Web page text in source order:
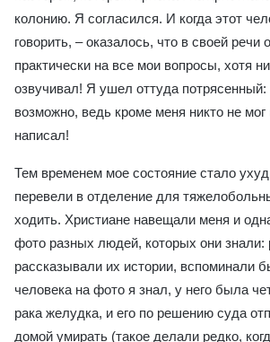
колонию. Я согласился. И когда этот
говорить, – оказалось, что в своей речи
практически на все мои вопросы, хотя
озвучивал! Я ушел оттуда потрясенный:
возможно, ведь кроме меня никто не мог
написал!
Тем временем мое состояние стало
перевели в отделение для
ходить. Христиане навещали меня и
фото разных людей, которых они знали:
рассказывали их истории, вспоминали
человека на фото я знал, у него была
рака желудка, и его по решению суда
домой умирать (такое делали редко,